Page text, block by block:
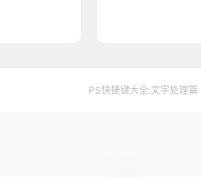
PS快捷键大全:文字处理